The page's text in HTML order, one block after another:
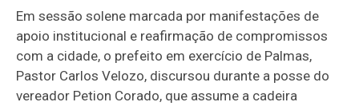
Em sessão solene marcada por manifestações de
apoio institucional e reafirmação de compromissos
com a cidade, o prefeito em exercício de Palmas,
Pastor Carlos Velozo, discursou durante a posse do
vereador Petion Corado, que assume a cadeira